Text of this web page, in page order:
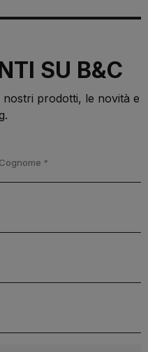
SU B&C
prodotti, le novità e
Cognome *